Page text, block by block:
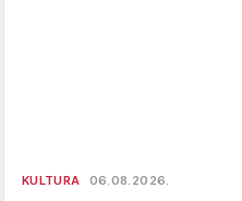
KULTURA 06.08.2026.